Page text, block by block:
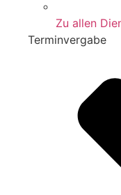
Zu allen
Terminvergabe